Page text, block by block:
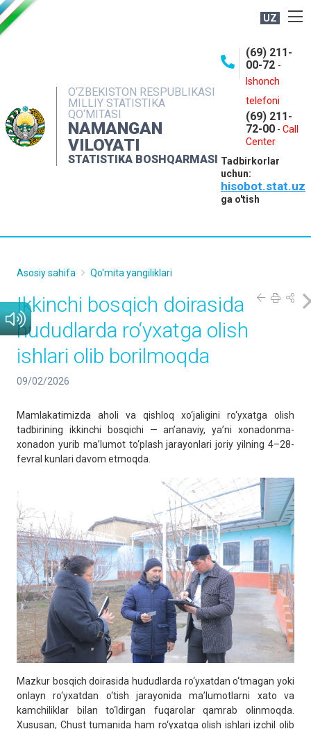
UZ
O‘ZBEKISTON RESPUBLIKASI
MILLIY STATISTIKA
QO‘MITASI
NAMANGAN
VILOYATI
STATISTIKA BOSHQARMASI
(69) 211-
00-72 -
Ishonch
telefoni
(69) 211-
72-00 - Call
Center
Tadbirkorlar
uchun:
hisobot.stat.uz
ga o'tish
NASHRLAR
INTERAKTIV XIZMATLAR
MATBUOT XIZMATI
MUROJAATLAR
Asosiy sahifa Qo'mita yangiliklari
Ikkinchi bosqich doirasida
hududlarda ro‘yxatga olish
ishlari olib borilmoqda
09/02/2026
Mamlakatimizda aholi va qishloq xo‘jaligini ro‘yxatga olish
tadbirining ikkinchi bosqichi — an’anaviy, ya’ni xonadonma-
xonadon yurib ma’lumot to‘plash jarayonlari joriy yilning 4–28-
fevral kunlari davom etmoqda.
Mazkur bosqich doirasida hududlarda ro‘yxatdan o‘tmagan yoki
onlayn ro‘yxatdan o‘tish jarayonida ma’lumotlarni xato va
kamchiliklar bilan to‘ldirgan fuqarolar qamrab olinmoqda.
Xususan, Chust tumanida ham ro‘yxatga olish ishlari izchil olib